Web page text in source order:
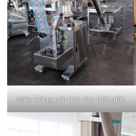
Máy đóng gói hạt cho bột giặt